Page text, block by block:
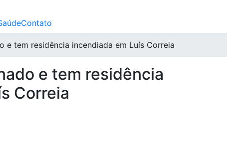
Contato
e tem residência incendiada em Luís Correia
e tem residência
Correia